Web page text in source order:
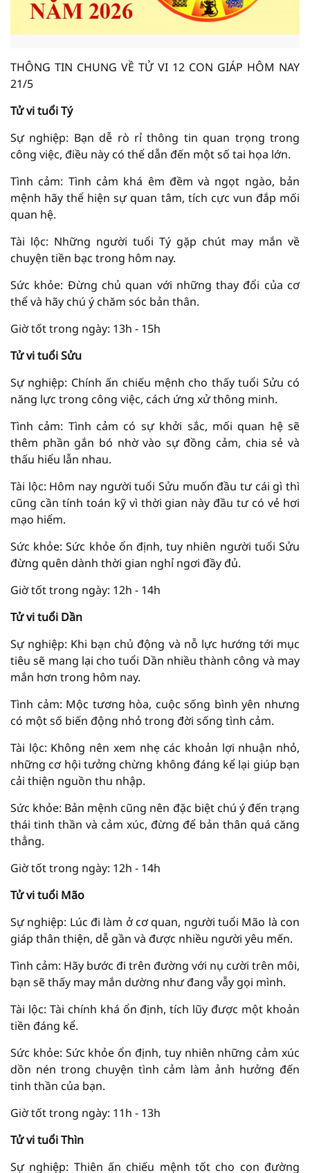
THÔNG TIN CHUNG VỀ TỬ VI 12 CON GIÁP HÔM NAY
21/5
Tử vi tuổi Tý
Sự nghiệp: Bạn dễ rò rỉ thông tin quan trọng trong
công việc, điều này có thể dẫn đến một số tai họa lớn.
Tình cảm: Tình cảm khá êm đềm và ngọt ngào, bản
mệnh hãy thể hiện sự quan tâm, tích cực vun đắp mối
quan hệ.
Tài lộc: Những người tuổi Tý gặp chút may mắn về
chuyện tiền bạc trong hôm nay.
Sức khỏe: Đừng chủ quan với những thay đổi của cơ
thể và hãy chú ý chăm sóc bản thân.
Giờ tốt trong ngày: 13h - 15h
Tử vi tuổi Sửu
Sự nghiệp: Chính ấn chiếu mệnh cho thấy tuổi Sửu có
năng lực trong công việc, cách ứng xử thông minh.
Tình cảm: Tình cảm có sự khởi sắc, mối quan hệ sẽ
thêm phần gắn bó nhờ vào sự đồng cảm, chia sẻ và
thấu hiểu lẫn nhau.
Tài lộc: Hôm nay người tuổi Sửu muốn đầu tư cái gì thì
cũng cần tính toán kỹ vì thời gian này đầu tư có vẻ hơi
mạo hiểm.
Sức khỏe: Sức khỏe ổn định, tuy nhiên người tuổi Sửu
đừng quên dành thời gian nghỉ ngơi đầy đủ.
Giờ tốt trong ngày: 12h - 14h
Tử vi tuổi Dần
Sự nghiệp: Khi bạn chủ động và nỗ lực hướng tới mục
tiêu sẽ mang lại cho tuổi Dần nhiều thành công và may
mắn hơn trong hôm nay.
Tình cảm: Mộc tương hòa, cuộc sống bình yên nhưng
có một số biến động nhỏ trong đời sống tình cảm.
Tài lộc: Không nên xem nhẹ các khoản lợi nhuận nhỏ,
những cơ hội tưởng chừng không đáng kể lại giúp bạn
cải thiện nguồn thu nhập.
Sức khỏe: Bản mệnh cũng nên đặc biệt chú ý đến trạng
thái tinh thần và cảm xúc, đừng để bản thân quá căng
thẳng.
Giờ tốt trong ngày: 12h - 14h
Tử vi tuổi Mão
Sự nghiệp: Lúc đi làm ở cơ quan, người tuổi Mão là con
giáp thân thiện, dễ gần và được nhiều người yêu mến.
Tình cảm: Hãy bước đi trên đường với nụ cười trên môi,
bạn sẽ thấy may mắn dường như đang vẫy gọi mình.
Tài lộc: Tài chính khá ổn định, tích lũy được một khoản
tiền đáng kể.
Sức khỏe: Sức khỏe ổn định, tuy nhiên những cảm xúc
dồn nén trong chuyện tình cảm làm ảnh hưởng đến
tinh thần của bạn.
Giờ tốt trong ngày: 11h - 13h
Tử vi tuổi Thìn
Sự nghiệp: Thiên ấn chiếu mệnh tốt cho con đường